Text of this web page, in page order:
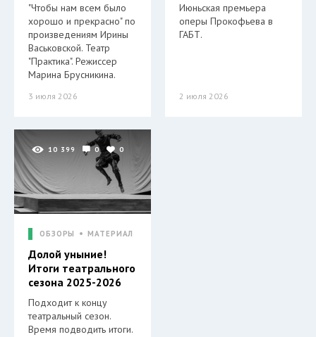
"Чтобы нам всем было
хорошо и прекрасно" по
произведениям Ирины
Васьковской. Театр
"Практика". Режиссер
Марина Брусникина.
3 июля 2026
Июньская премьера
оперы Прокофьева в
ГАБТ.
2 июля 2026
10 399 0 0
ОБЗОРЫ МАТЕРИАЛ
Долой уныние!
Итоги театрального
сезона 2025-2026
Подходит к концу
театральный сезон.
Время подводить итоги.